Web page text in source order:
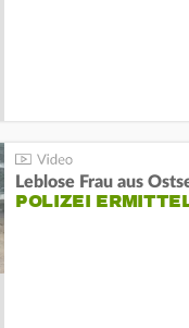
Leblose Frau aus
POLIZEI